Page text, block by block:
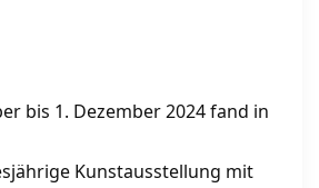
bis 1. Dezember 2024 fand in
Kunstausstellung mit